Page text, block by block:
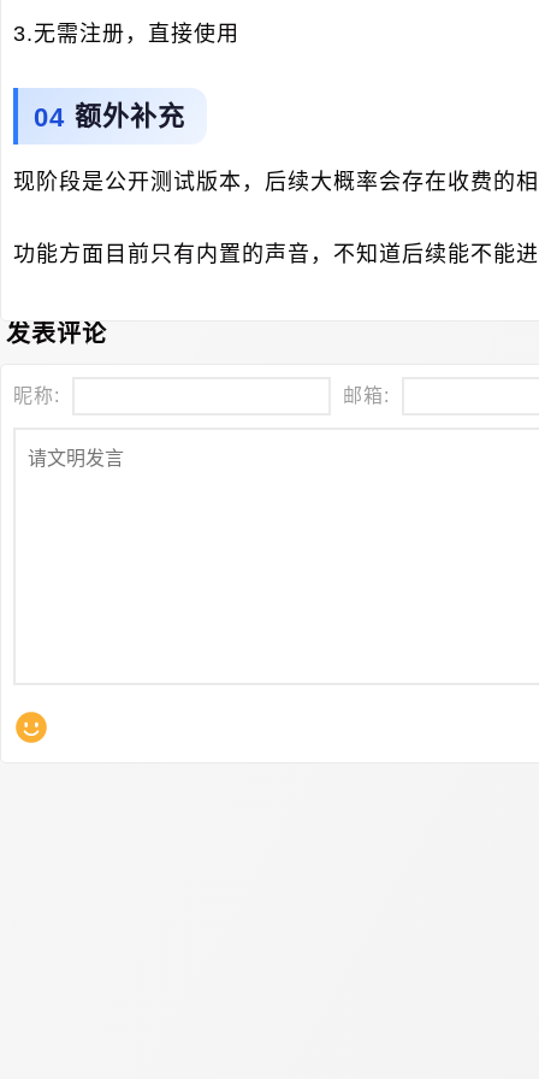
3.无需注册，直接使用
额外补充
现阶段是公开测试版本，后续大概率会存在收费的
功能方面目前只有内置的声音，不知道后续能不能
发表评论
昵称: 邮箱: